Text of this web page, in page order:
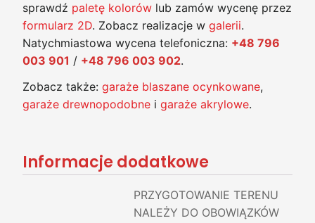
sprawdź paletę kolorów lub zamów wycenę przez
formularz 2D. Zobacz realizacje w galerii.
Natychmiastowa wycena telefoniczna: +48 796
003 901 / +48 796 003 902.
Zobacz także: garaże blaszane ocynkowane,
garaże drewnopodobne i garaże akrylowe.
Informacje dodatkowe
PRZYGOTOWANIE TERENU
NALEŻY DO OBOWIĄZKÓW